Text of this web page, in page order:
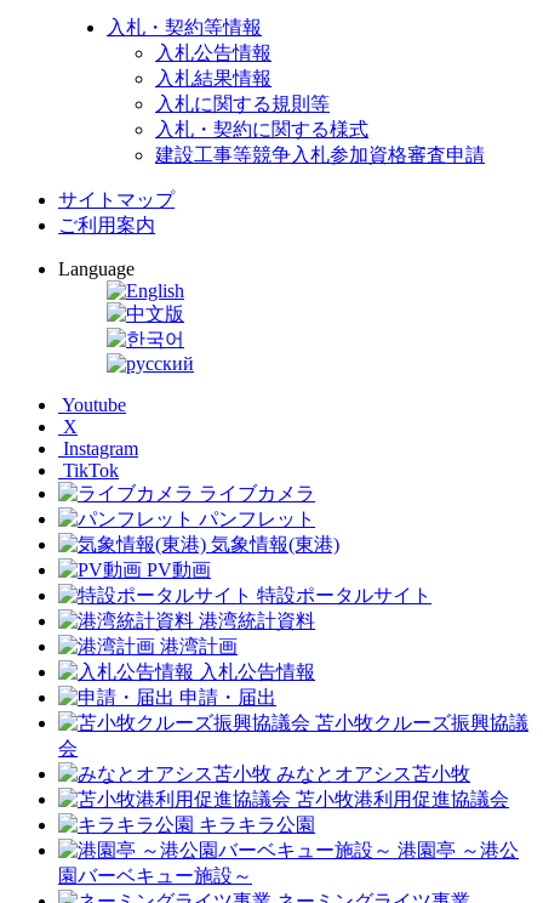
入札・契約等情報
入札公告情報
入札結果情報
入札に関する規則等
入札・契約に関する様式
建設工事等競争入札参加資格審査申請
サイトマップ
ご利用案内
Language
Youtube
X
Instagram
TikTok
ライブカメラ
パンフレット
気象情報(東港)
PV動画
特設ポータルサイト
港湾統計資料
港湾計画
入札公告情報
申請・届出
苫小牧クルーズ振興協議
会
みなとオアシス苫小牧
苫小牧港利用促進協議会
キラキラ公園
港園亭 ～港公
園バーベキュー施設～